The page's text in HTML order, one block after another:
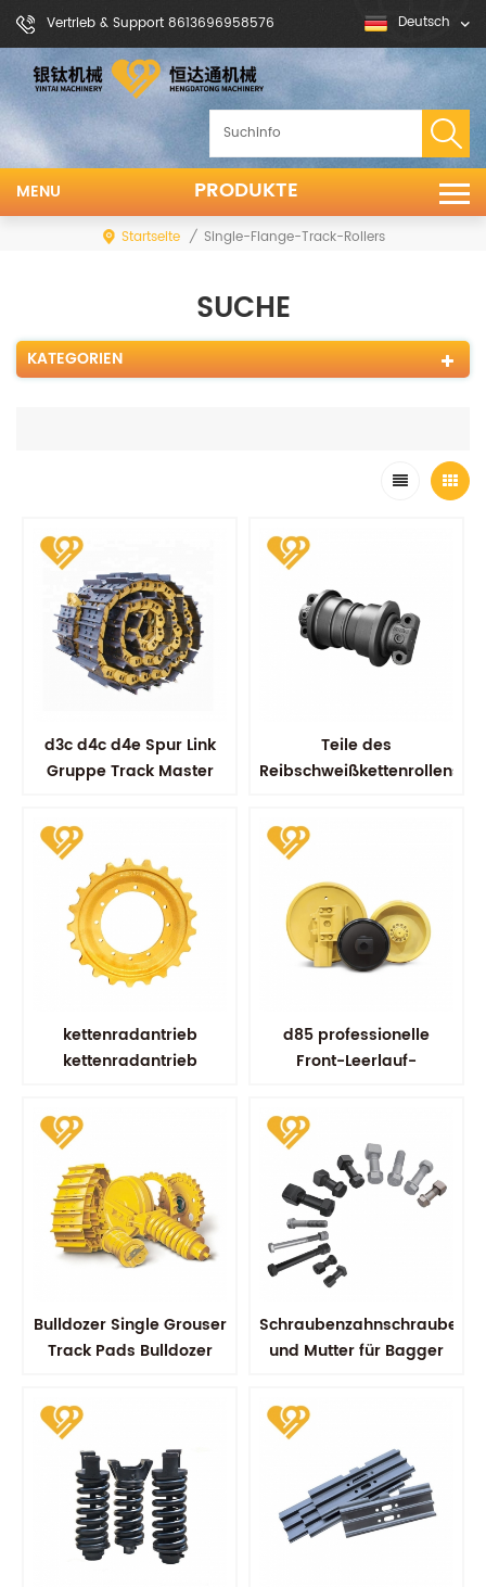
Vertrieb & Support 8613696958576 Deutsch
PRODUKTE
MENU
Startseite / Single-Flange-Track-Rollers
SUCHE
KATEGORIEN
d3c d4c d4e Spur Link
Gruppe Track Master
Teile des
Reibschweißkettenrollens
kettenradantrieb
kettenradantrieb
fahrradersatzteile
d85 professionelle
Front-Leerlauf-
Bulldozer Single Grouser
Track Pads Bulldozer
Schraubenzahnschraube
und Mutter für Bagger